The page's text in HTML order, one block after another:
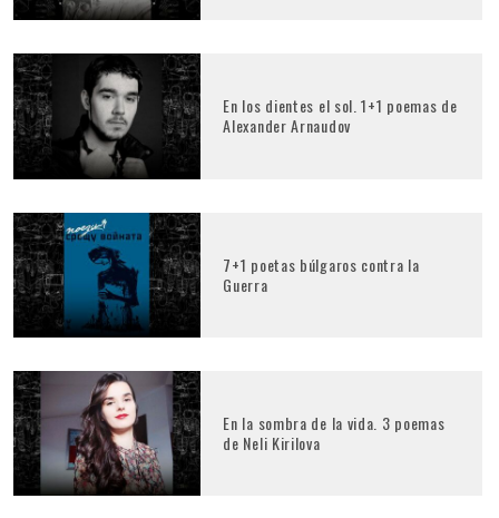
En los dientes el sol. 1+1 poemas de
Alexander Arnaudov
7+1 poetas búlgaros contra la
Guerra
En la sombra de la vida. 3 poemas
de Neli Kirilova